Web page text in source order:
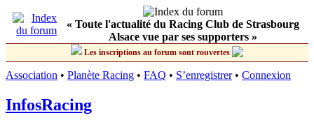
« Toute l'actualité du Racing Club de Strasbourg
Alsace vue par ses supporters »
Les inscriptions au forum sont rouvertes
Association • Planète Racing • FAQ • S’enregistrer• Connexion
InfosRacing